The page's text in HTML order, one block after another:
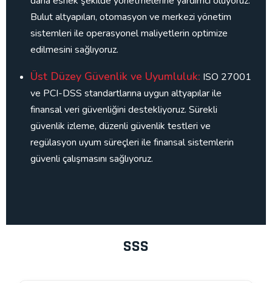
Bulut altyapıları, otomasyon ve merkezi yönetim
sistemleri ile operasyonel maliyetlerin optimize
edilmesini sağlıyoruz.
Üst Düzey Güvenlik ve Uyumluluk: ISO 27001
ve PCI-DSS standartlarına uygun altyapılar ile
finansal veri güvenliğini destekliyoruz. Sürekli
güvenlik izleme, düzenli güvenlik testleri ve
regülasyon uyum süreçleri ile finansal sistemlerin
güvenli çalışmasını sağlıyoruz.
SSS